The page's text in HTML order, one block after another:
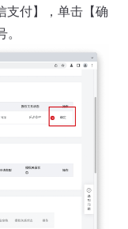
支付】，单击【确